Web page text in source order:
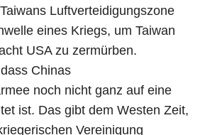
Luftverteidigungszone
eines Kriegs, um Taiwan
USA zu zermürben.
Chinas
noch nicht ganz auf eine
ist. Das gibt dem Westen Zeit,
Vereinigung